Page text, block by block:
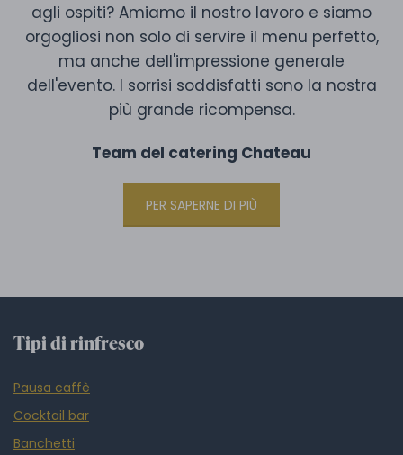
agli ospiti? Amiamo il nostro lavoro e siamo
orgogliosi non solo di servire il menu perfetto,
ma anche dell'impressione generale
dell'evento. I sorrisi soddisfatti sono la nostra
più grande ricompensa.
Team del catering Chateau
PER SAPERNE DI PIÙ
Tipi di rinfresco
Pausa caffè
Cocktail bar
Banchetti